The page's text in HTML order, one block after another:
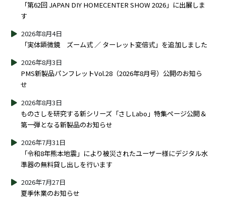
「第62回 JAPAN DIY HOMECENTER SHOW 2026」に出展しま
す
「実体顕微鏡 ズーム式 ／ ターレット変倍式」を追加しました
2026年8月4日
PMS新製品パンフレットVol.28（2026年8月号）公開のお知ら
せ
2026年8月3日
ものさしを研究する新シリーズ「さしLabo」特集ページ公開＆
第一弾となる新製品のお知らせ
2026年8月3日
「令和8年熊本地震」により被災されたユーザー様にデジタル水
準器の無料貸し出しを行います
2026年7月31日
夏季休業のお知らせ
2026年7月27日